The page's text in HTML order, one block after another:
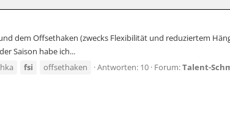
dem Offsethaken (zwecks Flexibilität und reduziertem
Saison habe ich...
fsi offsethaken Antworten: 10 Forum:Talent-